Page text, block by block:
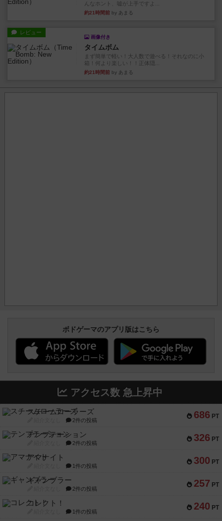
んなホント、嘘が上手ですよ...
約21時間前 by あまる
レビュー
画像付き
タイムボム
まず簡単で軽い！大人数で遊べる！それなのに小
箱！何より楽しい！！正体隠...
約21時間前 by あまる
ボドゲーマのアプリ版はこちら
アクセス数 急上昇中
686 PT
スチームローラーズ
2件の投稿
326 PT
テンプテーション
2件の投稿
300 PT
アマナイト
1件の投稿
257 PT
ギャンブラー
2件の投稿
240 PT
コレクト！
1件の投稿